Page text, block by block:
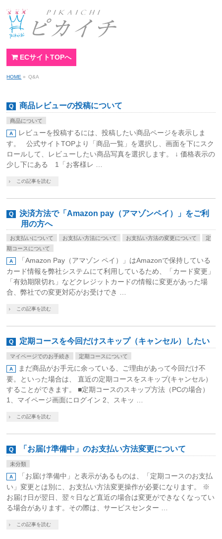
ECサイトTOPへ
HOME » Q&A
商品レビューの投稿について
商品について
レビューを投稿するには、投稿したい商品ページを表示しま
す。 公式サイトTOPより「商品一覧」を選択し、画面を下にスク
ロールして、レビューしたい商品写真を選択します。 ↓ 価格表示の
少し下にある 1「お客様レ …
この記事を読む
決済方法で「Amazon pay（アマゾンペイ）」をご利
用の方へ
お支払いについて お支払い方法について お支払い方法の変更について
定
期コースについて
「Amazon Pay（アマゾン ペイ）」はAmazonで保持している
カード情報を弊社システムにて利用しているため、「カード変更」
「有効期限切れ」などクレジットカードの情報に変更があった場
合、弊社での変更対応がお受けでき …
この記事を読む
定期コースを今回だけスキップ（キャンセル）したい
マイページでのお手続き 定期コースについて
まだ商品がお手元に余っている、ご理由があって今回だけ不
要。といった場合は、 直近の定期コースをスキップ(キャンセル）
することができます。 ■定期コースのスキップ方法（PCの場合）
1、マイページ画面にログイン 2、スキッ …
この記事を読む
「お届け準備中」のお支払い方法変更について
未分類
「お届け準備中」と表示があるものは、「定期コースのお支払
い」変更とは別に、お支払い方法変更操作が必要になります。 ※
お届け日が翌日、翌々日など直近の場合は変更ができなくなってい
る場合があります。その際は、サービスセンター …
この記事を読む